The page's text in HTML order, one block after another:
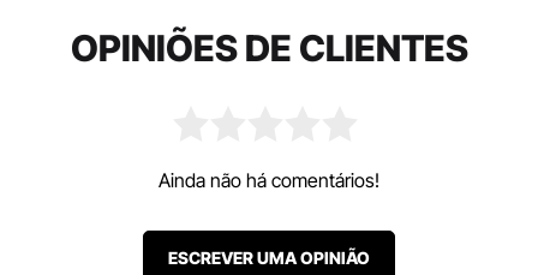
OPINIÕES DE CLIENTES
Ainda não há comentários!
ESCREVER UMA OPINIÃO